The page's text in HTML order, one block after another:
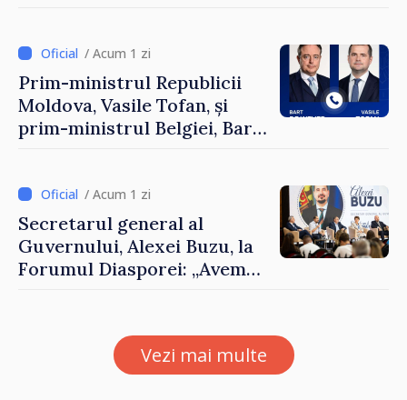
/ Acum 1 zi
Prim-ministrul Republicii
Moldova, Vasile Tofan, și
prim-ministrul Belgiei, Bart
al Republicii Moldova.
/ Acum 1 zi
Secretarul general al
Guvernului, Alexei Buzu, la
Forumul Diasporei: „Avem
construi comunități mai
Vezi mai multe